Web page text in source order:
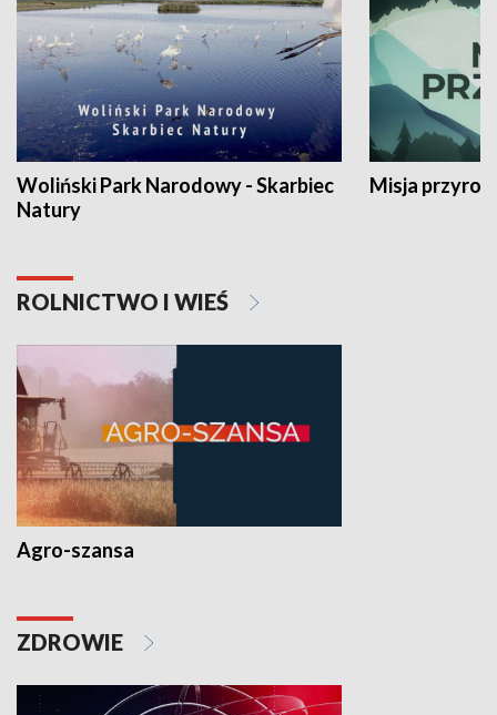
Woliński Park Narodowy - Skarbiec
Natury
Misja
ROLNICTWO I WIEŚ
Agro-szansa
ZDROWIE